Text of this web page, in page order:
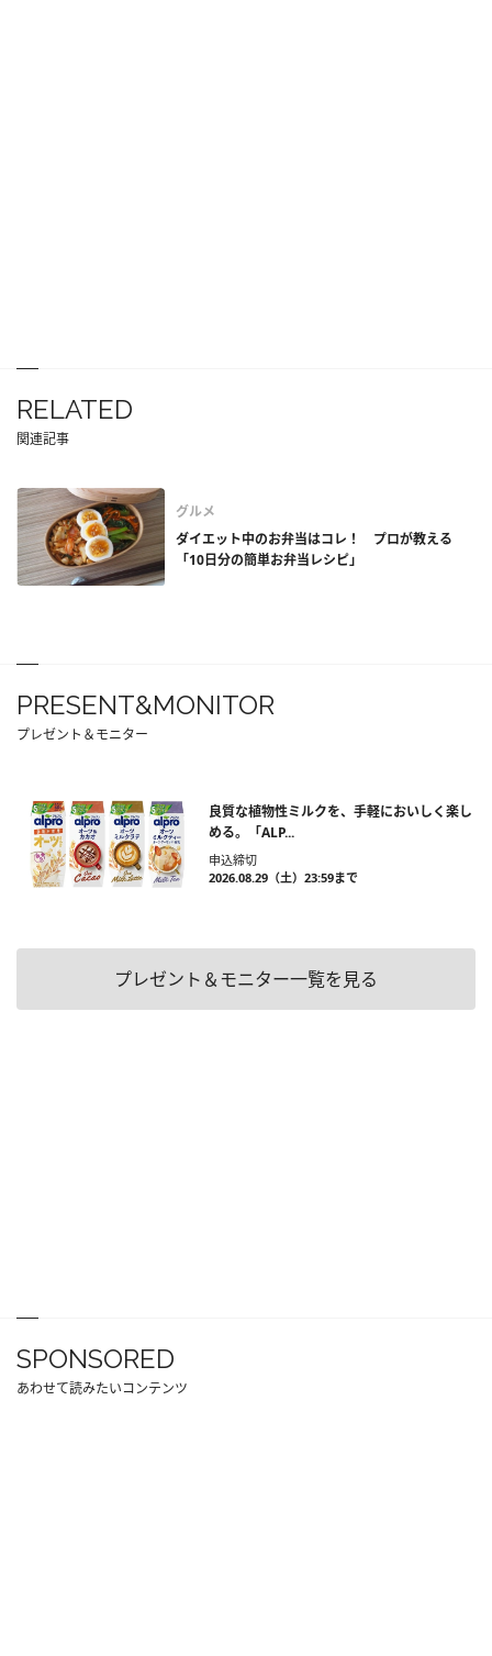
RELATED
関連記事
グルメ
ダイエット中のお弁当はコレ！ プロが教える
「10日分の簡単お弁当レシピ」
PRESENT&MONITOR
プレゼント＆モニター
良質な植物性ミルクを、手軽においしく楽し
める。「ALP...
申込締切
2026.08.29（土）23:59まで
プレゼント＆モニター一覧を見る
SPONSORED
あわせて読みたいコンテンツ